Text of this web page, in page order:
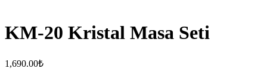
KM-20 Kristal Masa Seti
1,690.00₺